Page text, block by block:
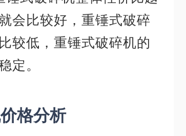
会比较好，重锤式破碎
较低，重锤式破碎机的
定。
格分析